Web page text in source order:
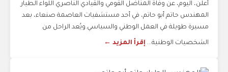
أعلن، اليوم، عن وفاة المناضل القومي والقيادي الناصري اللواء الطيار
المهندس حاتم أبو حاتم، في أحد مستشفيات العاصمة صنعاء، بعد
مسيرة طويلة في العمل الوطني والسياسي.ويُعد الراحل من
الشخصيات الوطنية... إقرأ المزيد ←